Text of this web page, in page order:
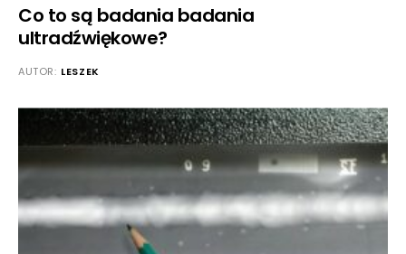
Co to są badania badania
ultradźwiękowe?
AUTOR: LESZEK